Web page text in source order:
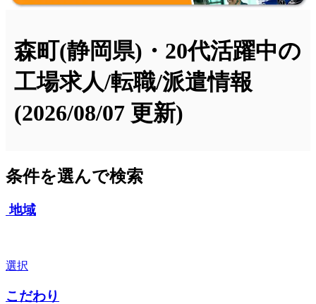
森町(静岡県)・20代活躍中の
工場求人/転職/派遣情報
(2026/08/07 更新)
条件を選んで検索
地域
選択
こだわり